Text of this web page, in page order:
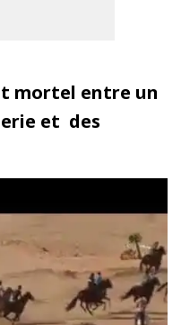
mortel entre un
et des